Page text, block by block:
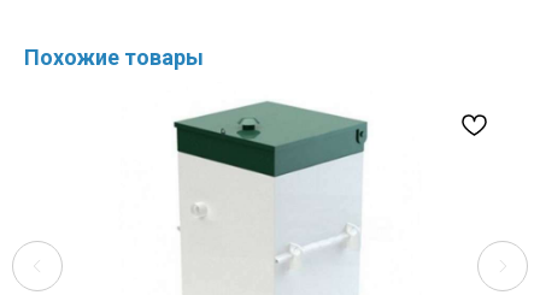
Похожие товары